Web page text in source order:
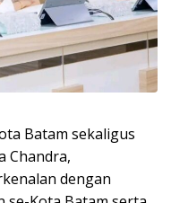
Batam sekaligus
Chandra,
dengan